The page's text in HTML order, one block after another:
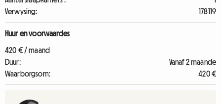
Verwysing:
178119
Huur en voorwaardes
420 € / maand
Duur:
Vanaf 2 maande
Waarborgsom:
420 €